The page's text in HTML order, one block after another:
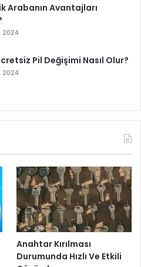
Arabanın Avantajları
2024
Pil Değişimi Nasıl Olur?
2024
Anahtar Kırılması
Durumunda Hızlı Ve Etkili